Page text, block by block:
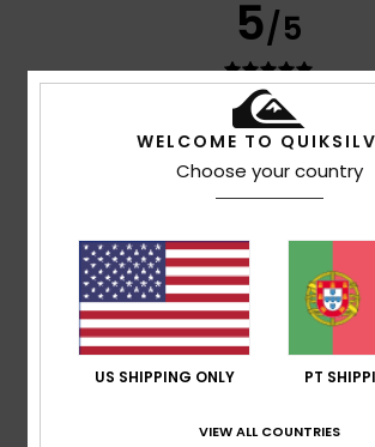
5/5
2. Março 2026
Eu recomendo este produto
5
Client anonyme vérifié26. Fevereiro 2026
WELCOME TO
Choose your country
US SHIPPING ONLY PT
VIEW ALL COUNTRIES